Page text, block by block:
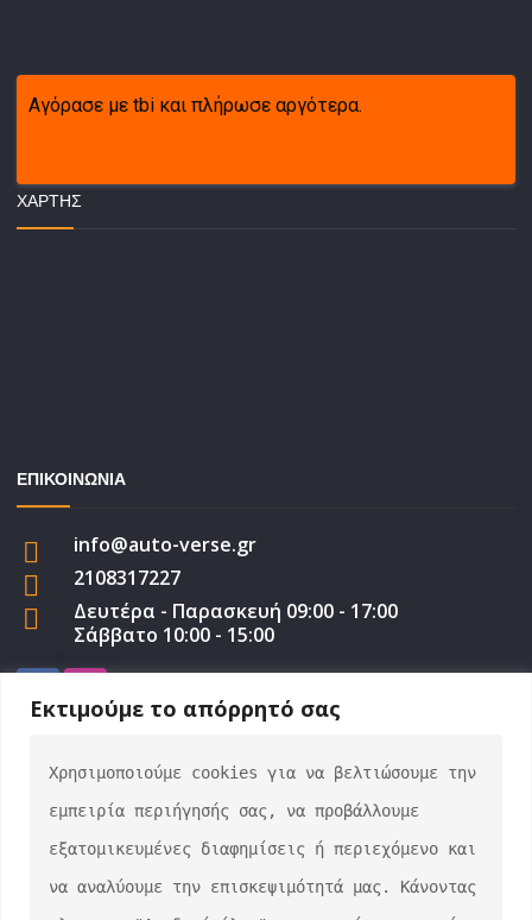
Εκτιμούμε το απόρρητό σας
Χρησιμοποιούμε cookies για να βελτιώσουμε την
εμπειρία περιήγησής σας, να προβάλλουμε
εξατομικευμένες διαφημίσεις ή περιεχόμενο και
να αναλύουμε την επισκεψιμότητά μας. Κάνοντας
Αγόρασε με tbi και πλήρωσε αργότερα.
ΧΆΡΤΗΣ
ΕΠΙΚΟΙΝΩΝΙΑ
info@auto-verse.gr
2108317227
Δευτέρα - Παρασκευή 09:00 - 17:00
Σάββατο 10:00 - 15:00
auto-verse.gr ©2022 | Development by George
Efstratiou